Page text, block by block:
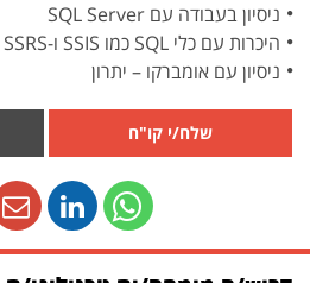
ניסיון בעבודה עם SQL Server
היכרות עם כלי SQL כמו SSIS ו-SSRS
ניסיון עם אומברקו – יתרון
שלח/י קו"ח